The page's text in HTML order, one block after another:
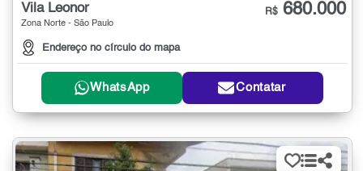
Vila Leonor
Zona Norte - São Paulo
Endereço no círculo do mapa
R$ 680.000
WhatsApp Contatar